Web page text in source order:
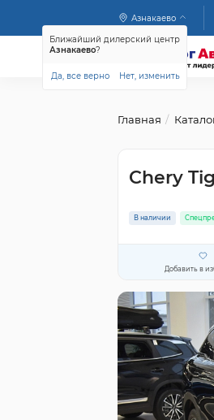
Азнакаево
Ближайший дилерский центр
Азнакаево?
Да, все верно Нет, изменить
Главная
Chery
В наличии
Добавить в